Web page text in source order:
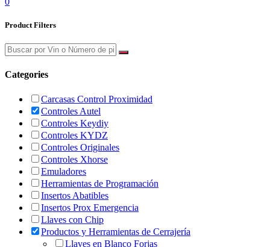
Product Filters
Categories
Carcasas Control Proximidad
Controles Autel
Controles Keydiy
Controles KYDZ
Controles Originales
Controles Xhorse
Emuladores
Herramientas de Programación
Insertos Abatibles
Insertos Prox Emergencia
Llaves con Chip
Productos y Herramientas de Cerrajería
Llaves en Blanco Forjas